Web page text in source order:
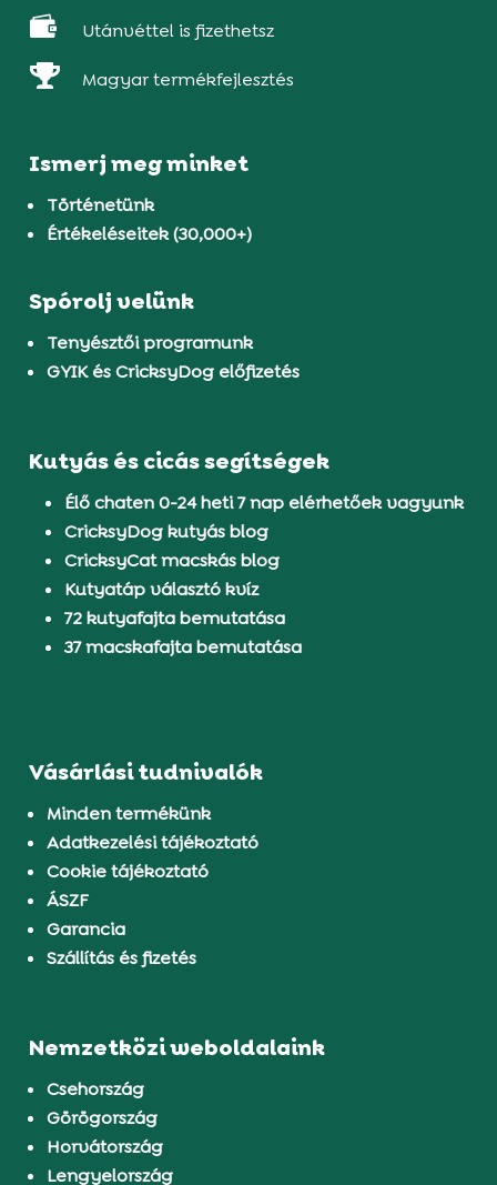
 Utánvéttel is fizethetsz
 Magyar termékfejlesztés
Ismerj meg minket
Történetünk
Értékeléseitek (30,000+)
Spórolj velünk
Tenyésztői programunk
GYIK és CricksyDog előfizetés
Kutyás és cicás segítségek
Élő chaten 0-24 heti 7 nap elérhetőek vagyunk
CricksyDog kutyás blog
CricksyCat macskás blog
Kutyatáp választó kvíz
72 kutyafajta bemutatása
37 macskafajta bemutatása
Vásárlási tudnivalók
Minden termékünk
Adatkezelési tájékoztató
Cookie tájékoztató
ÁSZF
Garancia
Szállítás és fizetés
Nemzetközi weboldalaink
Csehország
Görögország
Horvátország
Lengyelország